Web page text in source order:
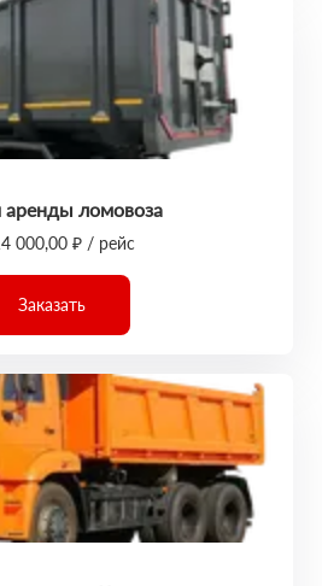
аренды ломовоза
000,00 ₽ / рейс
Заказать